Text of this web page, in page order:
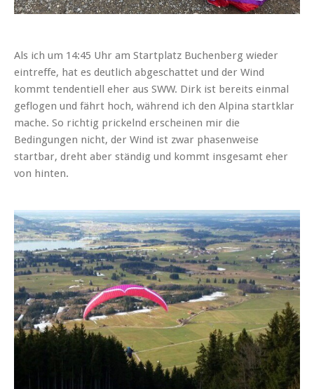
Als ich um 14:45 Uhr am Startplatz Buchenberg wieder
eintreffe, hat es deutlich abgeschattet und der Wind
kommt tendentiell eher aus SWW. Dirk ist bereits einmal
geflogen und fährt hoch, während ich den Alpina startklar
mache. So richtig prickelnd erscheinen mir die
Bedingungen nicht, der Wind ist zwar phasenweise
startbar, dreht aber ständig und kommt insgesamt eher
von hinten.